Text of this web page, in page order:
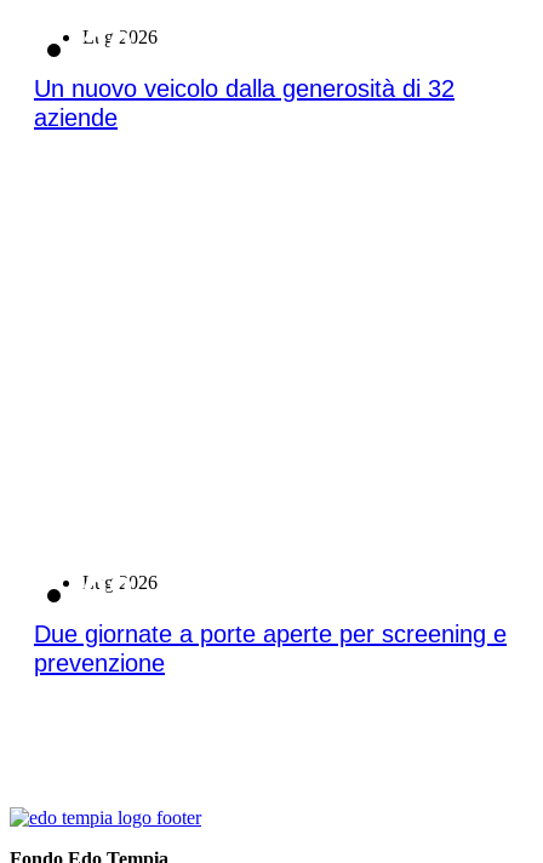
Lug 2026
20
Un nuovo veicolo dalla generosità di 32
aziende
Lug 2026
08
Due giornate a porte aperte per screening e
prevenzione